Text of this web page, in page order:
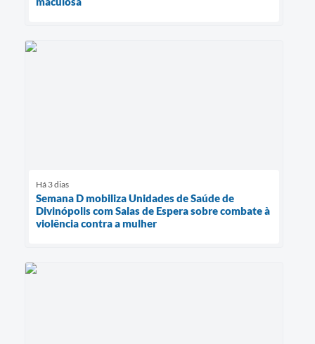
Há 3 dias
Semana D mobiliza Unidades de Saúde de
Divinópolis com Salas de Espera sobre combate à
violência contra a mulher